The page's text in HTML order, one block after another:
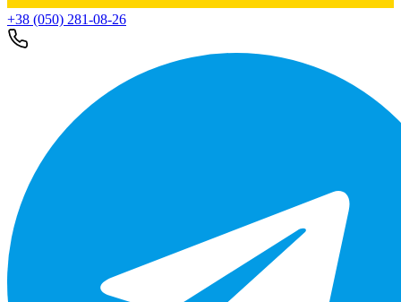
+38 (050) 281-08-26